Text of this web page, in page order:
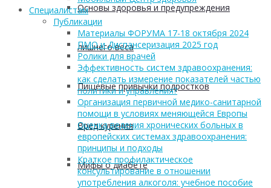
Основы здоровья и предупреждения
лишнего веса
Пищевые привычки подростков
Вред курения
Мифы о диабете
Cпециалистам
Публикации
Материалы ФОРУМА 17-18 октября 2024
ПМО и Диспансеризация 2025 год
Ролики для врачей
Эффективность систем здравоохранения:
как сделать измерение показателей частью
политики и управления?
Организация первичной медико-санитарной
помощи в условиях меняющейся Европы
Оценка ведения хронических больных в
европейских системах здравоохранения:
принципы и подходы
Краткое профилактическое
консультирование в отношении
употребления алкоголя: учебное пособие